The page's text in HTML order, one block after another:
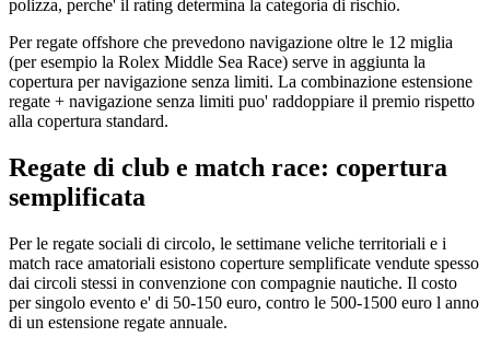
polizza, perche' il rating determina la categoria di rischio.
Per regate offshore che prevedono navigazione oltre le 12 miglia
(per esempio la Rolex Middle Sea Race) serve in aggiunta la
copertura per navigazione senza limiti. La combinazione estensione
regate + navigazione senza limiti puo' raddoppiare il premio rispetto
alla copertura standard.
Regate di club e match race: copertura
semplificata
Per le regate sociali di circolo, le settimane veliche territoriali e i
match race amatoriali esistono coperture semplificate vendute spesso
dai circoli stessi in convenzione con compagnie nautiche. Il costo
per singolo evento e' di 50-150 euro, contro le 500-1500 euro l anno
di un estensione regate annuale.